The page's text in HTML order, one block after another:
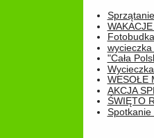
Fotobudka
"Cała
WESOŁE
AKCJA
ŚWIĘTO
Spotkanie